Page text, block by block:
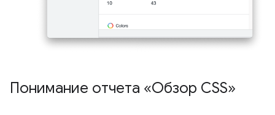
Понимание отчета «Обзор CSS»